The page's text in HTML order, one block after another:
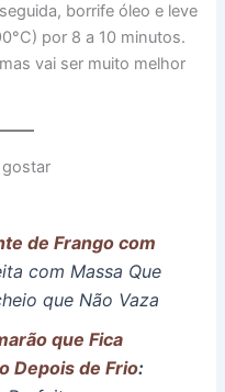
borrife óleo e leve
por 8 a 10 minutos.
vai ser muito melhor
gostar
de Frango com
com Massa Que
que Não Vaza
que Fica
Depois de Frio: